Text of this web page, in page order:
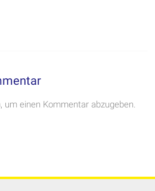
um einen Kommentar abzugeben.